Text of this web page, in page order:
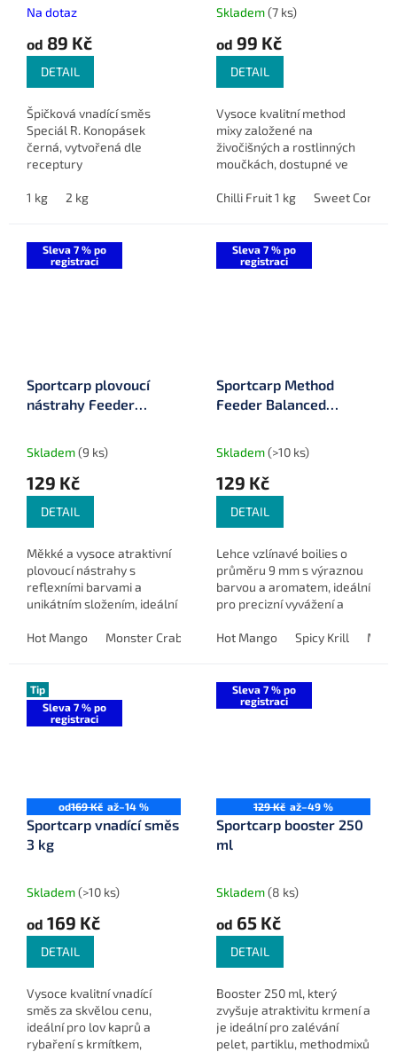
Na dotaz
od 89 Kč
DETAIL
Špičková vnadící směs
Speciál R. Konopásek
černá, vytvořená dle
receptury
republiky, je ideální pro lov
1 kg 2 kg
Skladem(7 ks)
od 99 Kč
DETAIL
Vysoce kvalitní method
mixy založené na
živočišných a rostlinných
moučkách, dostupné ve
příchutích, které jsou
Chilli Fruit 1 kg Sweet Corn 1
Sleva 7 % po
registraci
Sportcarp plovoucí
nástrahy Feeder
Skladem(9 ks)
129 Kč
DETAIL
Měkké a vysoce atraktivní
plovoucí nástrahy s
reflexními barvami a
unikátním složením, ideální
Hot Mango
Monster Crab Halibut Mulberry Garlic
Sleva 7 % po
registraci
Sportcarp Method
Feeder Balanced
Skladem(>10 ks)
129 Kč
DETAIL
Lehce vzlínavé boilies o
průměru 9 mm s výraznou
barvou a aromatem, ideální
pro precizní vyvážení a
feederu.
Hot Mango Spicy Krill
Tip
Sleva 7 % po
registraci
od169 Kč až–14 %
Sportcarp vnadící směs
3 kg
Skladem(>10 ks)
od 169 Kč
DETAIL
Vysoce kvalitní vnadící
směs za skvělou cenu,
ideální pro lov kaprů a
rybaření s krmítkem,
Sleva 7 % po
registraci
129 Kč až–49 %
Sportcarp booster 250
ml
Skladem(8 ks)
od 65 Kč
DETAIL
Booster 250 ml, který
zvyšuje atraktivitu krmení a
je ideální pro zalévání
pelet, partiklu, methodmixů